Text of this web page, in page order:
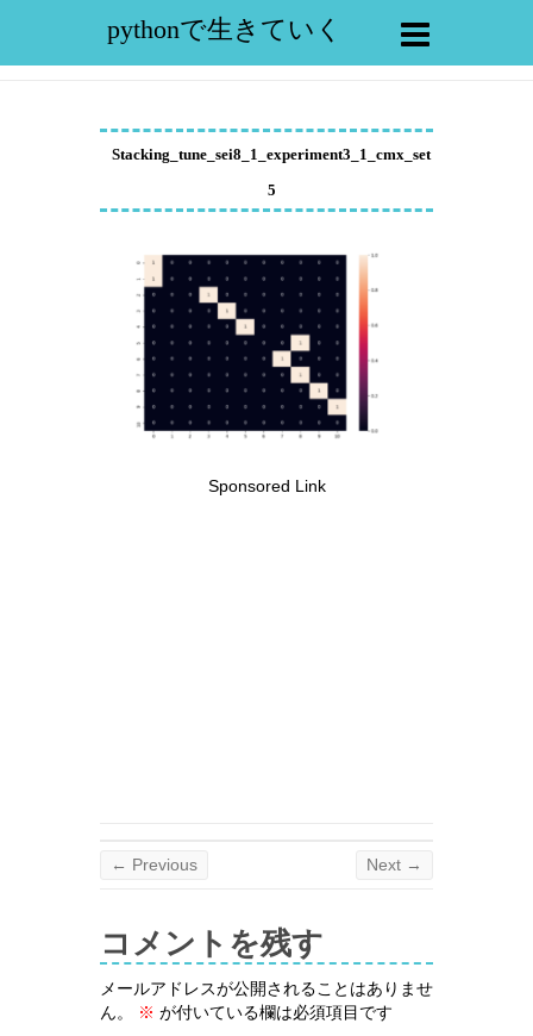
pythonで生きていく
Stacking_tune_sei8_1_experiment3_1_cmx_set
5
Sponsored Link
← Previous Next →
コメントを残す
メールアドレスが公開されることはありませ
ん。
※ が付いている欄は必須項目です